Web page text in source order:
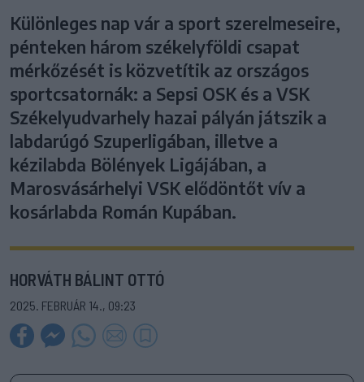
Különleges nap vár a sport szerelmeseire,
pénteken három székelyföldi csapat
mérkőzését is közvetítik az országos
sportcsatornák: a Sepsi OSK és a VSK
Székelyudvarhely hazai pályán játszik a
labdarúgó Szuperligában, illetve a
kézilabda Bölények Ligájában, a
Marosvásárhelyi VSK elődöntőt vív a
kosárlabda Román Kupában.
HORVÁTH BÁLINT OTTÓ
2025. FEBRUÁR 14., 09:23